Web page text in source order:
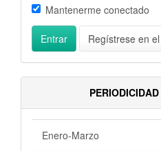
Mantenerme conectado
Entrar Regístrese en
Enero-Marzo